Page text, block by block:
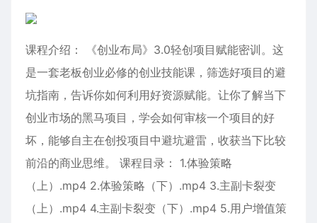
课程介绍： 《创业布局》3.0轻创项目赋能密训。这
是一套老板创业必修的创业技能课，筛选好项目的避
坑指南，告诉你如何利用好资源赋能。让你了解当下
创业市场的黑马项目，学会如何审核一个项目的好
坏，能够自主在创投项目中避坑避雷，收获当下比较
前沿的商业思维。 课程目录： 1.体验策略
（上）.mp4 2.体验策略（下）.mp4 3.主副卡裂变
（上）.mp4 4.主副卡裂变（下）.mp4 5.用户增值策